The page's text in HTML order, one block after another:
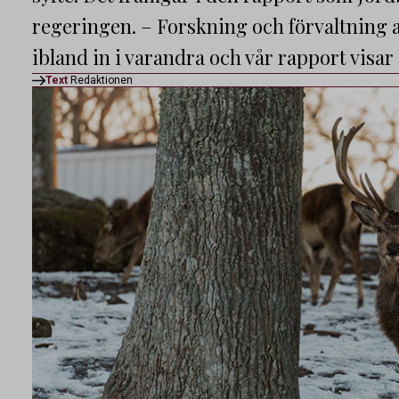
regeringen. – Forskning och förvaltning
ibland in i varandra och vår rapport
Text Redaktionen